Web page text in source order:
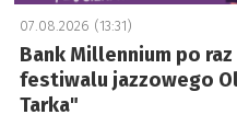
07.08.2026 (13:31)
Bank Millennium po
festiwalu jazzowego
Tarka"